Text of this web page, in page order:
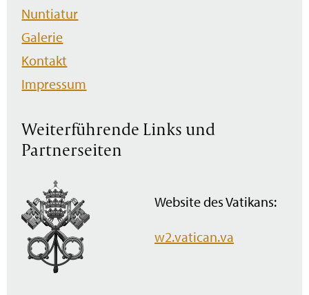
Nuntiatur
Galerie
Kontakt
Impressum
Weiterführende Links und
Partnerseiten
Website des Vatikans:
w2.vatican.va